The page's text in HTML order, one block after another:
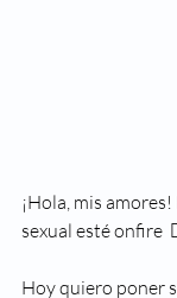
¡Hola, mis
sexual esté onfire
Hoy quiero poner